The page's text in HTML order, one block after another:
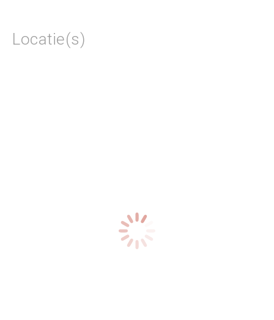
Locatie(s)